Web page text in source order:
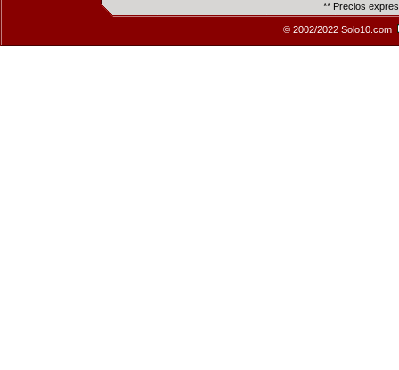
** Precios
© 2002/2022 Solo10.com